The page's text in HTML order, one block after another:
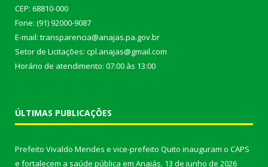
CEP: 68810-000
Fone: (91) 92000-9087
E-mail: transparencia@anajas.pa.gov.br
Setor de Licitações: cpl.anajas@gmail.com
Horário de atendimento: 07:00 às 13:00
ÚLTIMAS PUBLICAÇÕES
Prefeito Vivaldo Mendes e vice-prefeito Quito inauguram o CAPS
e fortalecem a saúde pública em Anajás. 13 de junho de 2026